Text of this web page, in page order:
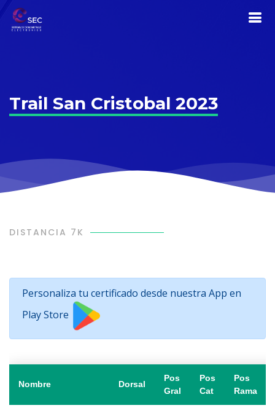
Trail San Cristobal 2023
DISTANCIA 7K
Personaliza tu certificado desde nuestra App en
Play Store
Nombre Dorsal
Pos
Gral
Pos
Cat
Pos
Rama